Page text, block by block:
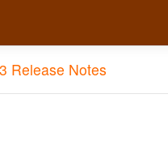
Release Notes